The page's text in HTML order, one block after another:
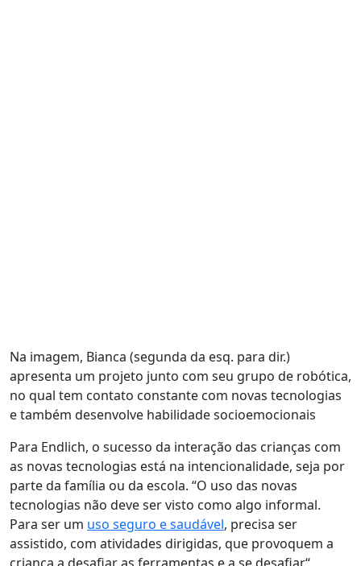
Na imagem, Bianca (segunda da esq. para dir.)
apresenta um projeto junto com seu grupo de robótica,
no qual tem contato constante com novas tecnologias
e também desenvolve habilidade socioemocionais
Para Endlich, o sucesso da interação das crianças com
as novas tecnologias está na intencionalidade, seja por
parte da família ou da escola. “O uso das novas
tecnologias não deve ser visto como algo informal.
Para ser um uso seguro e saudável, precisa ser
assistido, com atividades dirigidas, que provoquem a